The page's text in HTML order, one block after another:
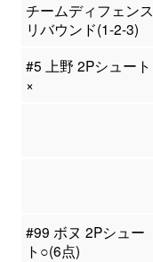
チームディフェンス
リバウンド(1-2-3)
#5 上野 2Pシュート
×
#99 ボヌ 2Pシュー
ト○(6点)